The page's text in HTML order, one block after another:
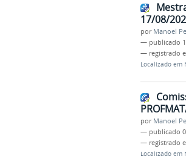
17/08/
por Manoel
— publicado
— registrado
Localizado em
por Manoel
— publicado
— registrado
Localizado em